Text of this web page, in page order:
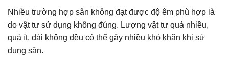
Nhiều trường hợp sân không đạt được độ êm phù hợp là
do vật tư sử dụng không đúng. Lượng vật tư quá nhiều,
quá ít, dải không đều có thể gây nhiều khó khăn khi sử
dụng sân.